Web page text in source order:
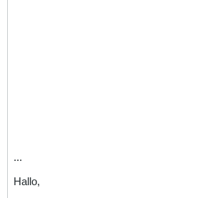
...
Hallo,